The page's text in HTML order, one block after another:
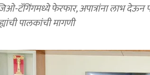
टॅगिंगमध्ये फेरफार, अपात्रांना लाभ देऊन
पालकांची मागणी